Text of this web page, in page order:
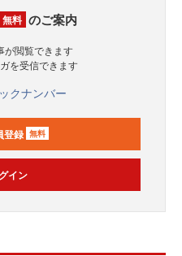
無料 のご案内
が閲覧できます
を受信できます
クナンバー
登録 無料
イン